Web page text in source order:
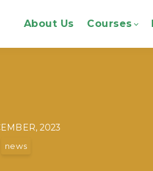
About Us Courses
2023
news